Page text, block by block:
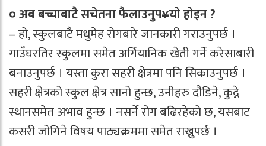
० अब बच्चाबाटै सचेतना फैलाउनुप¥यो होइन ?
– हो, स्कुलबाटै मधुमेह रोगबारे जानकारी गराउनुपर्छ ।
गाउँघरतिर स्कुलमा समेत अर्गियानिक खेती गर्ने करेसाबारी
बनाउनुपर्छ । यस्ता कुरा सहरी क्षेत्रमा पनि सिकाउनुपर्छ ।
सहरी क्षेत्रको स्कुल क्षेत्र सानो हुन्छ, उनीहरु दौडिने, कुद्ने
स्थानसमेत अभाव हुन्छ । नसर्ने रोग बढिरहेको छ, यसबाट
कसरी जोगिने विषय पाठ्यक्रममा समेत राख्नुपर्छ ।